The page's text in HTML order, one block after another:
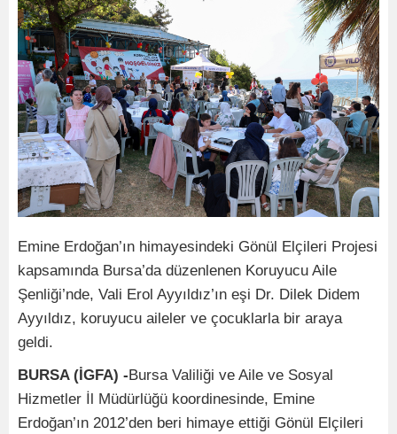
Emine Erdoğan’ın himayesindeki Gönül Elçileri Projesi
kapsamında Bursa’da düzenlenen Koruyucu Aile
Şenliği’nde, Vali Erol Ayyıldız’ın eşi Dr. Dilek Didem
Ayyıldız, koruyucu aileler ve çocuklarla bir araya
geldi.
BURSA (İGFA) -Bursa Valiliği ve Aile ve Sosyal
Hizmetler İl Müdürlüğü koordinesinde, Emine
Erdoğan’ın 2012’den beri himaye ettiği Gönül Elçileri